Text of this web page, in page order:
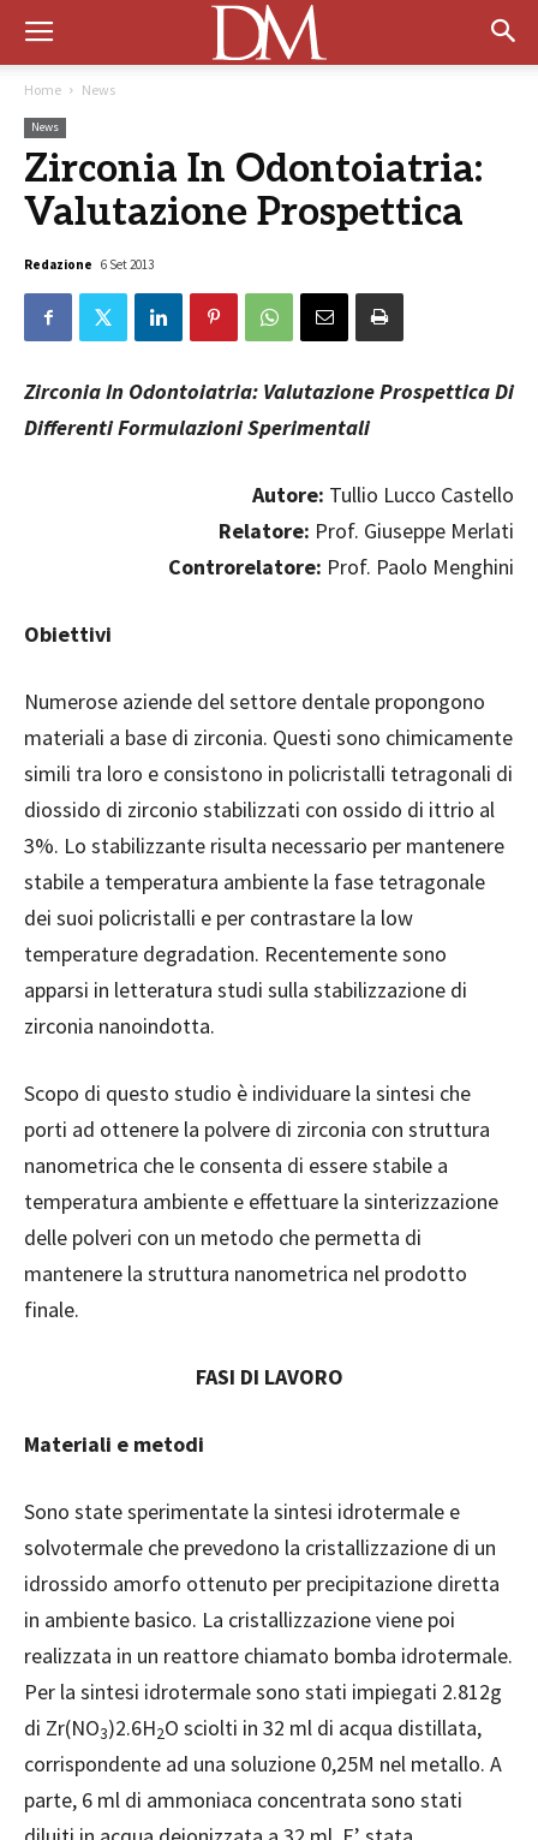
Home News
News
Zirconia In Odontoiatria:
Valutazione Prospettica
Redazione 6 Set 2013
Zirconia In Odontoiatria: Valutazione Prospettica Di
Differenti Formulazioni Sperimentali
Autore: Tullio Lucco Castello
Relatore: Prof. Giuseppe Merlati
Controrelatore: Prof. Paolo Menghini
Obiettivi
Numerose aziende del settore dentale propongono
materiali a base di zirconia. Questi sono chimicamente
simili tra loro e consistono in policristalli tetragonali di
diossido di zirconio stabilizzati con ossido di ittrio al
3%. Lo stabilizzante risulta necessario per mantenere
stabile a temperatura ambiente la fase tetragonale
dei suoi policristalli e per contrastare la low
temperature degradation. Recentemente sono
apparsi in letteratura studi sulla stabilizzazione di
zirconia nanoindotta.
Scopo di questo studio è individuare la sintesi che
porti ad ottenere la polvere di zirconia con struttura
nanometrica che le consenta di essere stabile a
temperatura ambiente e effettuare la sinterizzazione
delle polveri con un metodo che permetta di
mantenere la struttura nanometrica nel prodotto
finale.
FASI DI LAVORO
Materiali e metodi
Sono state sperimentate la sintesi idrotermale e
solvotermale che prevedono la cristallizzazione di un
idrossido amorfo ottenuto per precipitazione diretta
in ambiente basico. La cristallizzazione viene poi
realizzata in un reattore chiamato bomba idrotermale.
Per la sintesi idrotermale sono stati impiegati 2.812g
di Zr(NO3)2.6H2O sciolti in 32 ml di acqua distillata,
corrispondente ad una soluzione 0,25M nel metallo. A
parte, 6 ml di ammoniaca concentrata sono stati